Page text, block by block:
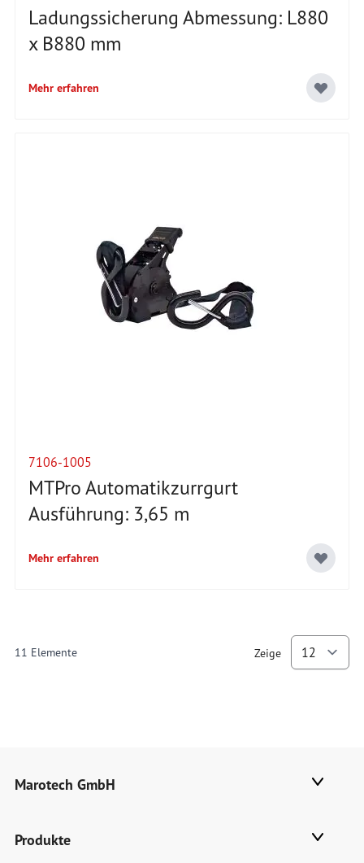
Ladungssicherung Abmessung: L880
x B880 mm
Mehr erfahren
7106-1005
MTPro Automatikzurrgurt
Ausführung: 3,65 m
Mehr erfahren
11 Elemente Zeige
Marotech GmbH
Produkte